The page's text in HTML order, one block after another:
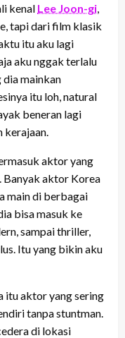
kenal Lee Joon-gi
tapi dari film klasik
itu aku lagi
aku nggak terlalu
dia mainkan
itu loh, natural
beneran lagi
kerajaan.
aktor yang
Banyak aktor Korea
main di berbagai
bisa masuk ke
sampai thriller,
Itu yang bikin aku
itu aktor yang sering
tanpa stuntman.
di lokasi